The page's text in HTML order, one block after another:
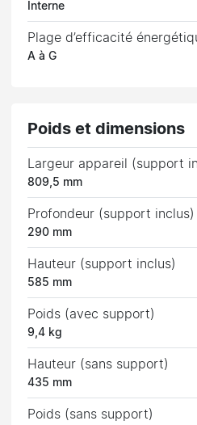
Interne
Plage d’efficacité
A à G
Poids et dimensions
Largeur appareil (support
809,5 mm
Profondeur (support inclus)
290 mm
Hauteur (support inclus)
585 mm
Poids (avec support)
9,4 kg
Hauteur (sans support)
435 mm
Poids (sans support)